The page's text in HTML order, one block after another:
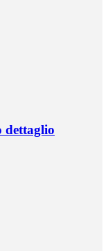
dettaglio